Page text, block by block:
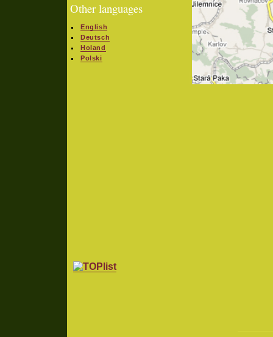
Other languages
English
Deutsch
Holand
Polski